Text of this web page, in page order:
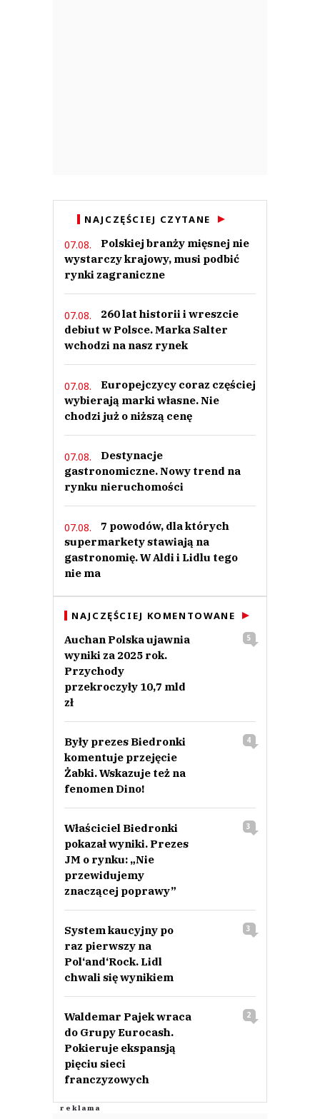
NAJCZĘŚCIEJ CZYTANE
07.08.
Polskiej branży mięsnej nie
wystarczy krajowy, musi podbić
rynki zagraniczne
07.08.
260 lat historii i wreszcie
debiut w Polsce. Marka Salter
wchodzi na nasz rynek
07.08.
Europejczycy coraz częściej
wybierają marki własne. Nie
chodzi już o niższą cenę
07.08.
Destynacje
gastronomiczne. Nowy trend na
rynku nieruchomości
07.08.
7 powodów, dla których
supermarkety stawiają na
gastronomię. W Aldi i Lidlu tego
nie ma
NAJCZĘŚCIEJ KOMENTOWANE
Auchan Polska ujawnia
wyniki za 2025 rok.
Przychody
przekroczyły 10,7 mld
zł
5
Były prezes Biedronki
komentuje przejęcie
Żabki. Wskazuje też na
fenomen Dino!
4
Właściciel Biedronki
pokazał wyniki. Prezes
JM o rynku: „Nie
przewidujemy
znaczącej poprawy”
3
System kaucyjny po
raz pierwszy na
Pol‘and‘Rock. Lidl
chwali się wynikiem
3
Waldemar Pajek wraca
do Grupy Eurocash.
Pokieruje ekspansją
pięciu sieci
franczyzowych
2